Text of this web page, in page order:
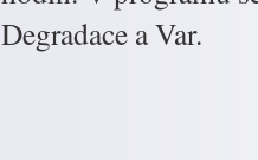
Degradace a Var.